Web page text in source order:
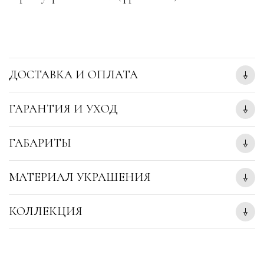
ДОСТАВКА И ОПЛАТА
ГАРАНТИЯ И УХОД
ГАБАРИТЫ
МАТЕРИАЛ УКРАШЕНИЯ
КОЛЛЕКЦИЯ